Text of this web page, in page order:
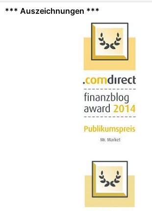
*** Auszeichnungen ***